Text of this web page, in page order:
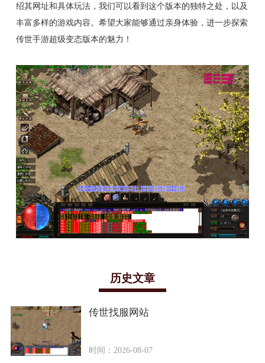
绍其网址和具体玩法，我们可以看到这个版本的独特之处，以及
丰富多样的游戏内容。希望大家能够通过亲身体验，进一步探索
传世手游超级变态版本的魅力！
历史文章
传世找服网站
时间：2026-08-07